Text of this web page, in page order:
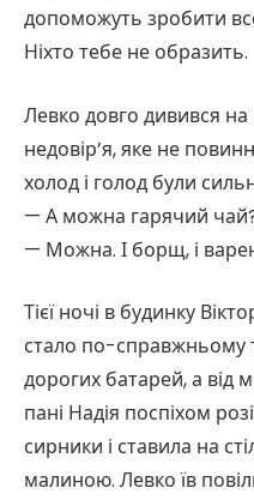
допоможуть зробити
Ніхто тебе не образить.
Левко довго дивився
недовір’я, яке не
холод і голод були
— А можна гарячий
— Можна. І борщ, і
Тієї ночі в будинку
стало по-справжньому
дорогих батарей, а від
пані Надія поспіхом
сирники і ставила на
малиною. Левко їв